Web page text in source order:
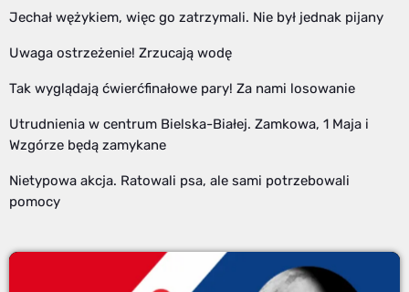
Jechał wężykiem, więc go zatrzymali. Nie był jednak pijany
Uwaga ostrzeżenie! Zrzucają wodę
Tak wyglądają ćwierćfinałowe pary! Za nami losowanie
Utrudnienia w centrum Bielska-Białej. Zamkowa, 1 Maja i
Wzgórze będą zamykane
Nietypowa akcja. Ratowali psa, ale sami potrzebowali
pomocy